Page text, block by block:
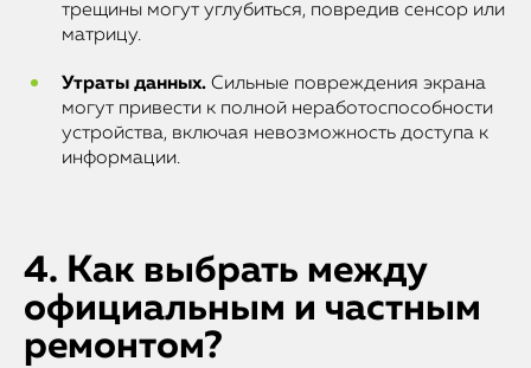
трещины могут углубиться, повредив сенсор или
матрицу.
Утраты данных. Сильные повреждения экрана
могут привести к полной неработоспособности
устройства, включая невозможность доступа к
информации.
4. Как выбрать между
официальным и частным
ремонтом?